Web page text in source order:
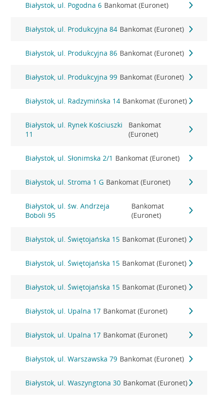
Białystok, ul. Pogodna 6 Bankomat (Euronet)
Białystok, ul. Produkcyjna 84 Bankomat (Euronet)
Białystok, ul. Produkcyjna 86 Bankomat (Euronet)
Białystok, ul. Produkcyjna 99 Bankomat (Euronet)
Białystok, ul. Radzymińska 14 Bankomat (Euronet)
Białystok, ul. Rynek Kościuszki
11
Bankomat
(Euronet)
Białystok, ul. Słonimska 2/1 Bankomat (Euronet)
Białystok, ul. Stroma 1 G Bankomat (Euronet)
Białystok, ul. św. Andrzeja
Boboli 95
Bankomat
(Euronet)
Białystok, ul. Świętojańska 15 Bankomat (Euronet)
Białystok, ul. Świętojańska 15 Bankomat (Euronet)
Białystok, ul. Świętojańska 15 Bankomat (Euronet)
Białystok, ul. Upalna 17 Bankomat (Euronet)
Białystok, ul. Upalna 17 Bankomat (Euronet)
Białystok, ul. Warszawska 79 Bankomat (Euronet)
Białystok, ul. Waszyngtona 30 Bankomat (Euronet)